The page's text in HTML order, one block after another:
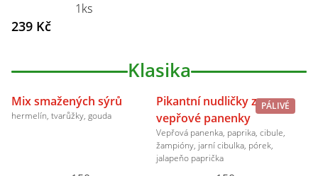
1ks
239 Kč
Klasika
Mix smažených sýrů
hermelín, tvarůžky, gouda
PÁLIVÉ
Pikantní nudličky z
vepřové panenky
Vepřová panenka, paprika, cibule,
žampióny, jarní cibulka, pórek,
jalapeňo paprička